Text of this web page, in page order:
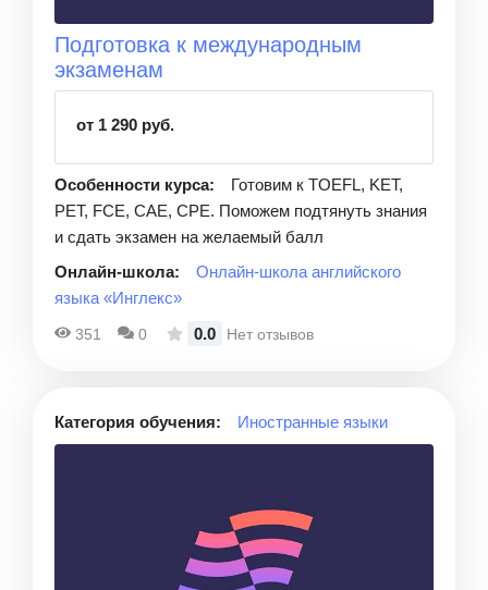
Подготовка к международным
экзаменам
от 1 290 руб.
Особенности курса:
Готовим к TOEFL, KET,
PET, FCE, CAE, CPE. Поможем подтянуть знания
и сдать экзамен на желаемый балл
Онлайн-школа:
Онлайн-школа английского
языка «Инглекс»
351 0 0.0 Нет отзывов
Категория обучения: Иностранные языки